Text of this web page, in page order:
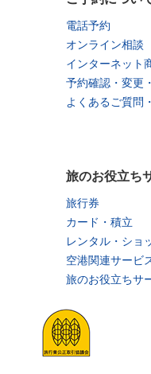
電話予約
オンライン相談
インターネット
予約確認・変更
よくあるご質問
旅のお役立ち
旅行券
カード・積立
レンタル・ショ
空港関連サービ
旅のお役立ちサ